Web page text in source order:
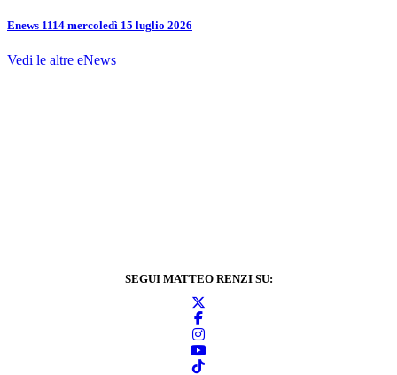
Enews 1114 mercoledì 15 luglio 2026
Vedi le altre eNews
SEGUI MATTEO RENZI SU: